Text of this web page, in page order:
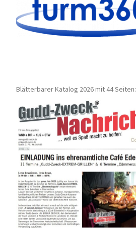
Blätterbarer Katalog 2026 mit 44 Seiten: